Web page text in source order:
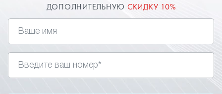
ДОПОЛНИТЕЛЬНУЮ СКИДКУ 10%